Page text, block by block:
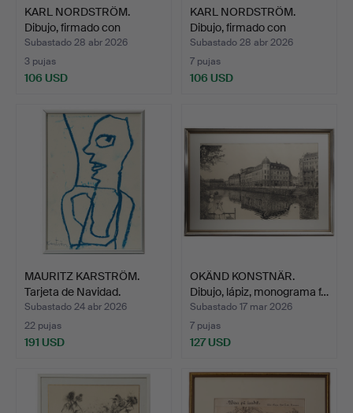
KARL NORDSTRÖM.
Dibujo, firmado con
monog…
Subastado 28 abr 2026
3 pujas
106 USD
KARL NORDSTRÖM.
Dibujo, firmado con
monog…
Subastado 28 abr 2026
7 pujas
106 USD
MAURITZ KARSTRÖM.
Tarjeta de Navidad.
Subastado 24 abr 2026
22 pujas
191 USD
OKÄND KONSTNÄR.
Dibujo, lápiz, monograma f…
Subastado 17 mar 2026
7 pujas
127 USD